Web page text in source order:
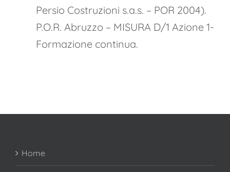
Persio Costruzioni s.a.s. – POR 2004).
P.O.R. Abruzzo – MISURA D/1 Azione 1-
Formazione continua.
Home